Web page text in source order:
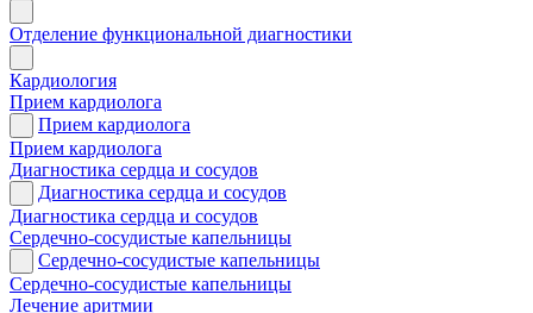
Отделение функциональной диагностики
Кардиология
Прием кардиолога
Прием кардиолога
Прием кардиолога
Диагностика сердца и сосудов
Диагностика сердца и сосудов
Диагностика сердца и сосудов
Сердечно-сосудистые капельницы
Сердечно-сосудистые капельницы
Сердечно-сосудистые капельницы
Лечение аритмии